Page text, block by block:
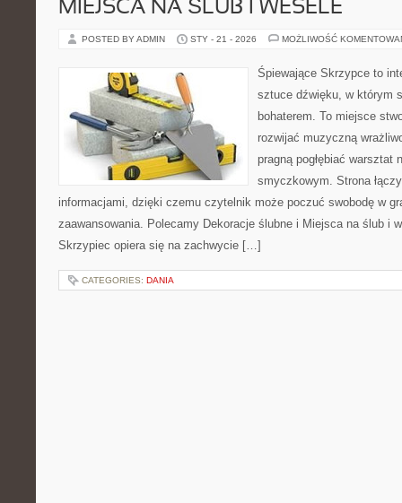
MIEJSCA NA ŚLUB I WESELE
POSTED BY ADMIN STY - 21 - 2026 MOŻLIWOŚĆ
Śpiewające Skrzypce to
sztuce dźwięku, w którym
bohaterem. To miejsce
rozwijać muzyczną
pragną pogłębiać warsztat
smyczkowym. Strona
informacjami, dzięki czemu czytelnik może poczuć swobodę w
zaawansowania. Polecamy Dekoracje ślubne i Miejsca na ślub i
Skrzypiec opiera się na zachwycie […]
CATEGORIES: DANIA